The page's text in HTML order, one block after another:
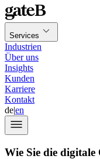
Services
Industrien
Über uns
Insights
Kunden
Karriere
Kontakt
de|en
Wie Sie die